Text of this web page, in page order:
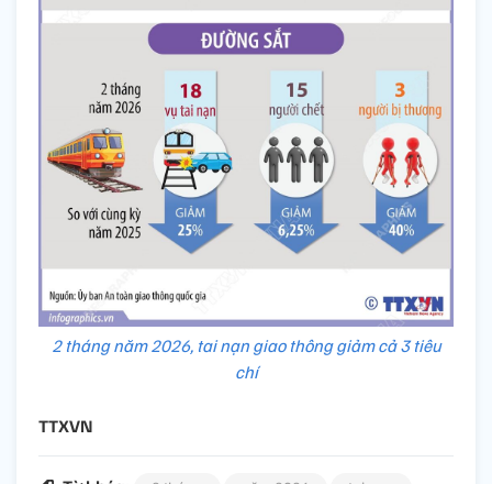
2 tháng năm 2026, tai nạn giao thông giảm cả 3 tiêu
chí
TTXVN